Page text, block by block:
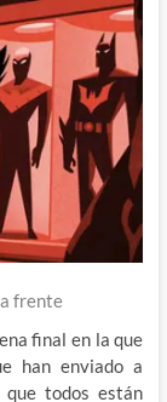
frente
final en la que
han enviado a
todos están